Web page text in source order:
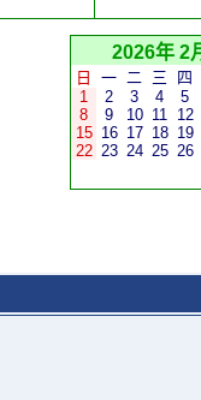
2026年 2
日 一 二 三
四
1
2 3 4
5
8
9 10 11 12
15 16 17 18 19
22 23 24 25 26